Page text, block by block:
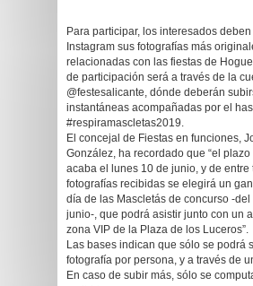
Para participar, los interesados
Instagram sus fotografías más
relacionadas con las fiestas de
de participación será a través de la
@festesalicante, dónde deberán
instantáneas acompañadas por el
#respiramascletas2019.
El concejal de Fiestas en funciones,
González, ha recordado que “el
acaba el lunes 10 de junio, y de entre
fotografías recibidas se elegirá un
día de las Mascletás de concurso -del
junio-, que podrá asistir junto con un
zona VIP de la Plaza de los Luceros”.
Las bases indican que sólo se podrá
fotografía por persona, y a través de
En caso de subir más, sólo se